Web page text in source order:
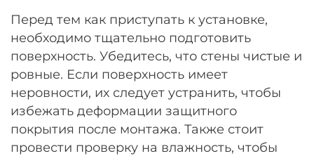
Перед тем как приступать к установке,
необходимо тщательно подготовить
поверхность. Убедитесь, что стены чистые и
ровные. Если поверхность имеет
неровности, их следует устранить, чтобы
избежать деформации защитного
покрытия после монтажа. Также стоит
провести проверку на влажность, чтобы